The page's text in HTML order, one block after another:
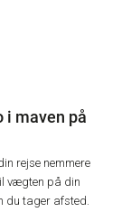
maven på
rejse nemmere
vægten på din
du tager afsted.